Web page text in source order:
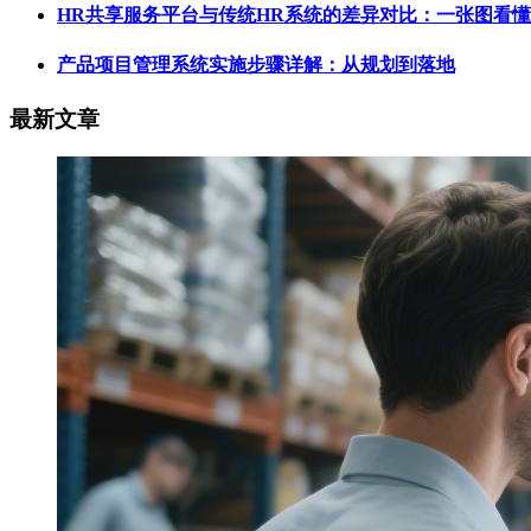
HR共享服务平台与传统HR系统的差异对比：一张图看
产品项目管理系统实施步骤详解：从规划到落地
最新文章